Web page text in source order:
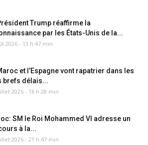
Trump réaffirme la
par les États-Unis de la...
2026 - 13 h 47 min
et l’Espagne vont rapatrier dans les
brefs délais...
2026 - 16 h 28 min
SM le Roi Mohammed VI adresse un
à la...
2026 - 21 h 47 min